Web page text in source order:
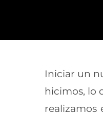
Iniciar un
hicimos, lo
realizamos